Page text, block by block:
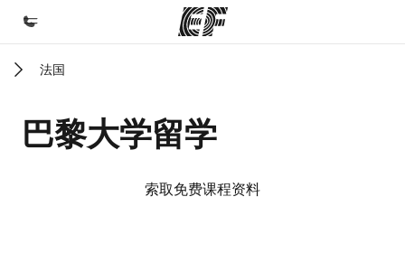
课程
法国
巴黎大学留学
索取免费课程资料